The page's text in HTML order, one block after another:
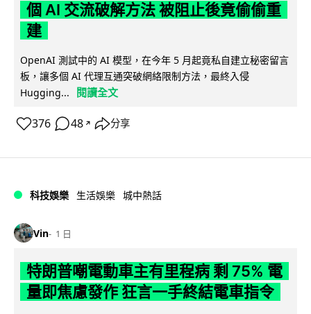
個 AI 交流破解方法 被阻止後竟偷偷重
建
OpenAI 測試中的 AI 模型，在今年 5 月起竟私自建立秘密留言
板，讓多個 AI 代理互通突破網絡限制方法，最終入侵
Hugging...
閱讀全文
376 48 ↗ 分享
科技娛樂 生活娛樂 城中熱話
Vin 1 日
特朗普嘲電動車主有里程病 剩 75% 電
量即焦慮發作 狂言一手終結電車指令